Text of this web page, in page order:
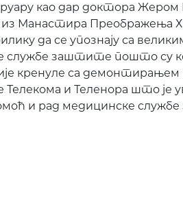
као дар доктора
Манастира Преображења
да се упознају са
службе заштите пошто су
кренуле са
Телекома и Теленора што је
и рад медицинске